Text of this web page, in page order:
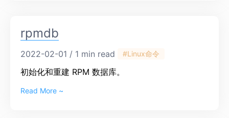
rpmdb
2022-02-01 / 1 min read #Linux命令
初始化和重建 RPM 数据库。
Read More ~